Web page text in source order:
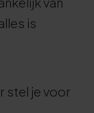
is
stel je voor